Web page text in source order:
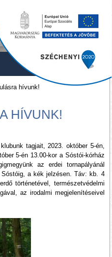
és Ifjúsági Ház
hívunk!
HÍVUNK!
tagjait, 2023. október 5-én,
5-én 13.00-kor a Sóstói-kórház
az erdei tornapályánál
Sóstóig, a kék jelzésen. Táv: kb. 4
történetével, természetvédelmi
az irodalmi megjelenítéseivel